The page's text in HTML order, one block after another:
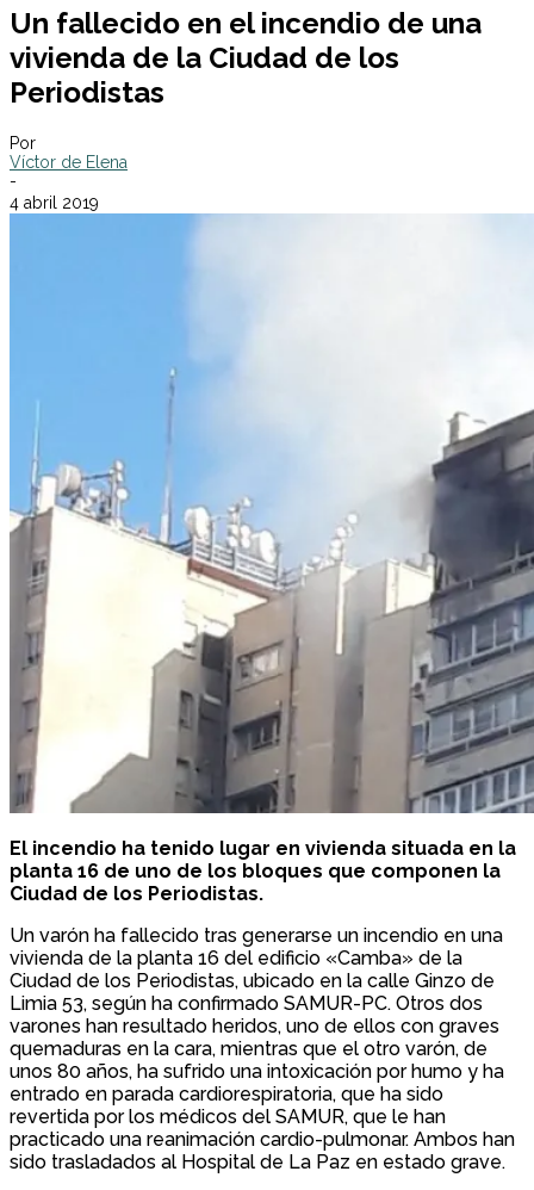
Un fallecido en el incendio de una
vivienda de la Ciudad de los
Periodistas
Por
Víctor de Elena
-
4 abril 2019
El incendio ha tenido lugar en vivienda situada en la
planta 16 de uno de los bloques que componen la
Ciudad de los Periodistas.
Un varón ha fallecido tras generarse un incendio en una
vivienda de la planta 16 del edificio «Camba» de la
Ciudad de los Periodistas, ubicado en la calle Ginzo de
Limia 53, según ha confirmado SAMUR-PC. Otros dos
varones han resultado heridos, uno de ellos con graves
quemaduras en la cara, mientras que el otro varón, de
unos 80 años, ha sufrido una intoxicación por humo y ha
entrado en parada cardiorespiratoria, que ha sido
revertida por los médicos del SAMUR, que le han
practicado una reanimación cardio-pulmonar. Ambos han
sido trasladados al Hospital de La Paz en estado grave.